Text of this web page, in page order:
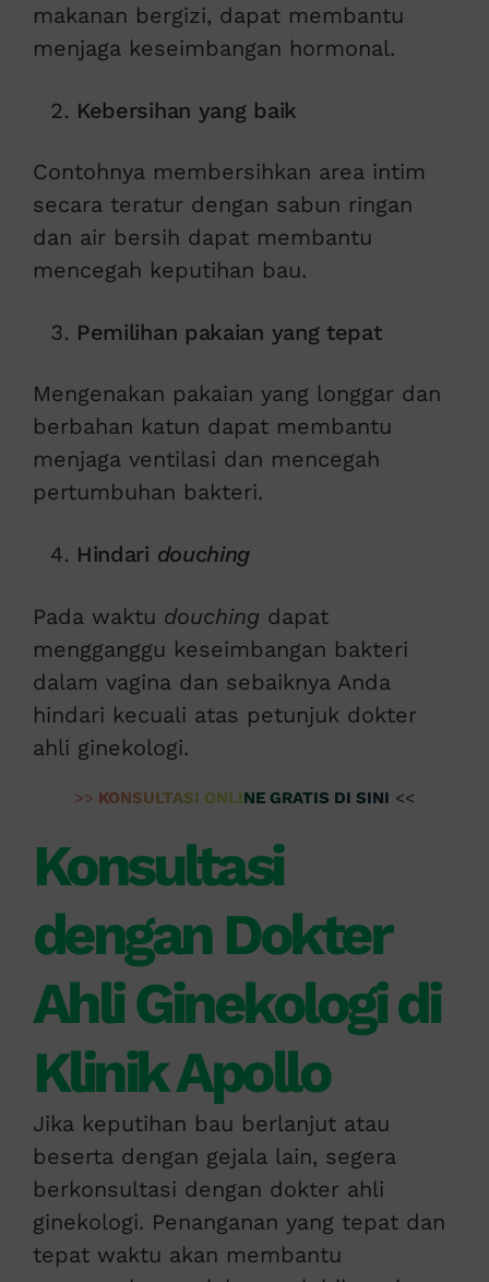
makanan bergizi, dapat membantu
menjaga keseimbangan hormonal.
Kebersihan yang baik
Contohnya membersihkan area intim
secara teratur dengan sabun ringan
dan air bersih dapat membantu
mencegah keputihan bau.
Pemilihan pakaian yang tepat
Mengenakan pakaian yang longgar dan
berbahan katun dapat membantu
menjaga ventilasi dan mencegah
pertumbuhan bakteri.
Hindari douching
Pada waktu douchingdapat
mengganggu keseimbangan bakteri
dalam vagina dan sebaiknya Anda
hindari kecuali atas petunjuk dokter
ahli ginekologi.
>> KONSULTASI ONLINE GRATIS DI SINI <<
Konsultasi
dengan Dokter
Ahli Ginekologi di
Klinik Apollo
Jika keputihan bau berlanjut atau
beserta dengan gejala lain, segera
berkonsultasi dengan dokter ahli
ginekologi. Penanganan yang tepat dan
tepat waktu akan membantu